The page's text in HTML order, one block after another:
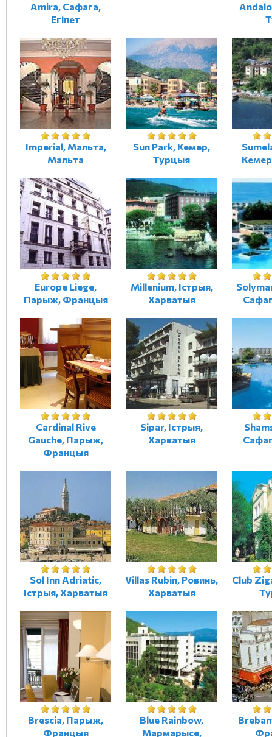
Amira, Сафага,
Егіпет
Imperial, Мальта,
Мальта
Sun Park, Кемер,
Турцыя
Europe Liege,
Парыж, Францыя
Millenium, Істрыя,
Харватыя
Cardinal Rive
Gauche, Парыж,
Францыя
Sipar, Істрыя,
Харватыя
Sol Inn Adriatic,
Істрыя, Харватыя
Villas Rubin, Ровинь,
Харватыя
Club
Brescia, Парыж,
Францыя
Blue Rainbow,
Мармарысе,